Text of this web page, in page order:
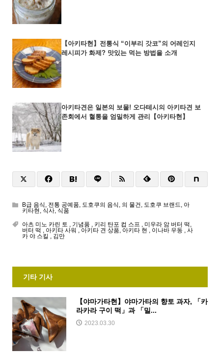
【아키타현】전통식 “이부리 갓코”의 어레인지
레시피가 화제? 맛있는 먹는 방법을 소개
아키타견은 일본의 보물! 오다테시의 아키타견 보
존회에서 혈통을 엄밀하게 관리【아키타현】
B급 음식, 전통 공예품, 도호쿠의 음식, 의 물건, 도호쿠 브랜드, 아
키타현 , 식사, 식품
아츠 미노 카린 토 , 기념품 , 키리 ​​탄포 컵 스프 , 미우라 암 버터 떡,
버터 떡 , 아키타 사워 , 아키타 견 상품, 아키타 현 , 이나바 우동 , 사
카 야 스킬 , 김만
기타 기사
【야마가타현】야마가타의 향토 과자, 「카
라카라 구이 떡」과 「밀...
2023.03.30